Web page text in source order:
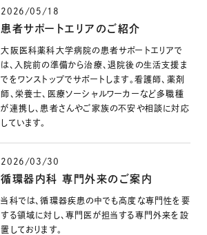
2026/05/18
患者サポートエリアのご紹介
大阪医科薬科大学病院の患者サポートエリアで
は、入院前の準備から治療、退院後の生活支援ま
でをワンストップでサポートします。看護師、薬剤
師、栄養士、医療ソーシャルワーカーなど多職種
が連携し、患者さんやご家族の不安や相談に対応
しています。
2026/03/30
循環器内科 専門外来のご案内
当科では、循環器疾患の中でも高度な専門性を要
する領域に対し、専門医が担当する専門外来を設
置しております。